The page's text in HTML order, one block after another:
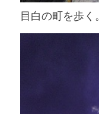
目白の町を歩く。